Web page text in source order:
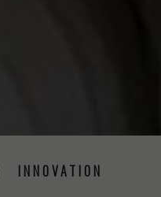
INNOVATION